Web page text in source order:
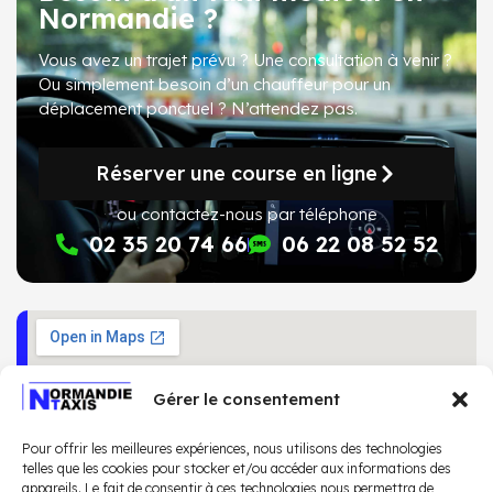
Gérer le consentement
Pour offrir les meilleures expériences, nous utilisons des technologies
telles que les cookies pour stocker et/ou accéder aux informations des
appareils. Le fait de consentir à ces technologies nous permettra de
Normandie ?
Vous avez un trajet prévu ? Une consultation à venir ?
Ou simplement besoin d’un chauffeur pour un
déplacement ponctuel ?N’attendez pas.
Réserver une course en ligne
ou contactez-nous par téléphone
02 35 20 74 66 06 22 08 52 52